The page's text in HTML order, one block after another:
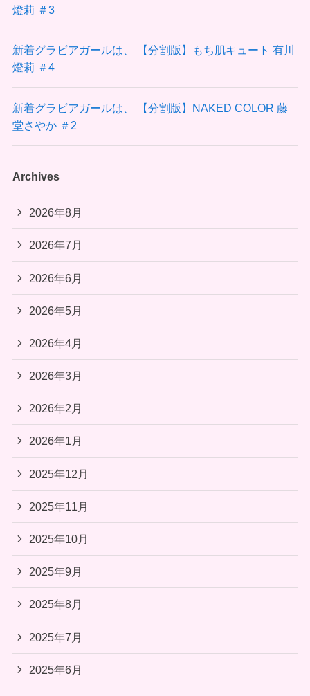
燈莉 ＃3
新着グラビアガールは、 【分割版】もち肌キュート 有川
燈莉 ＃4
新着グラビアガールは、 【分割版】NAKED COLOR 藤
堂さやか ＃2
Archives
2026年8月
2026年7月
2026年6月
2026年5月
2026年4月
2026年3月
2026年2月
2026年1月
2025年12月
2025年11月
2025年10月
2025年9月
2025年8月
2025年7月
2025年6月